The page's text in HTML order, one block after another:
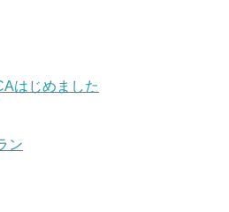
はじめました
ン